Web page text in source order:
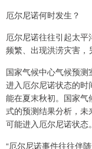
厄尔尼诺何时发生？
厄尔尼诺往往引起太
频繁、出现洪涝灾害，
国家气候中心气候预
进入厄尔尼诺状态的
能在夏末秋初。国家
式的预测结果分析，
可能进入厄尔尼诺状态。
“厄尔尼诺事件往往伴